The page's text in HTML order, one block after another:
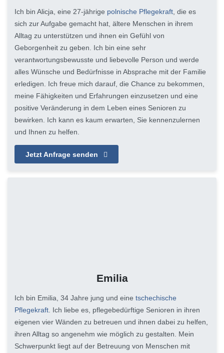
Ich bin Alicja, eine 27-jährige polnische Pflegekraft, die es
sich zur Aufgabe gemacht hat, ältere Menschen in ihrem
Alltag zu unterstützen und ihnen ein Gefühl von
Geborgenheit zu geben. Ich bin eine sehr
verantwortungsbewusste und liebevolle Person und werde
alles Wünsche und Bedürfnisse in Absprache mit der Familie
erledigen. Ich freue mich darauf, die Chance zu bekommen,
meine Fähigkeiten und Erfahrungen einzusetzen und eine
positive Veränderung in dem Leben eines Senioren zu
bewirken. Ich kann es kaum erwarten, Sie kennenzulernen
und Ihnen zu helfen.
Jetzt Anfrage senden
Emilia
Ich bin Emilia, 34 Jahre jung und eine tschechische
Pflegekraft . Ich liebe es, pflegebedürftige Senioren in ihren
eigenen vier Wänden zu betreuen und ihnen dabei zu helfen,
ihren Alltag so angenehm wie möglich zu gestalten. Mein
Schwerpunkt liegt auf der Betreuung von Menschen mit